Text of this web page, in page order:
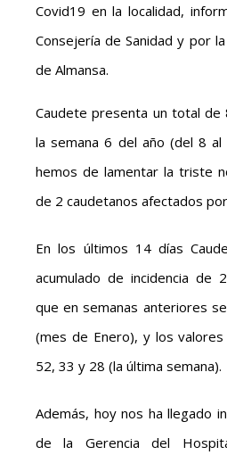
Covid19 en la localidad,
Consejería de Sanidad y por
de Almansa.
Caudete presenta un total de
la semana 6 del año (del 8
hemos de lamentar la triste
de 2 caudetanos afectados
En los últimos 14 días
acumulado de incidencia de
que en semanas anteriores
(mes de Enero), y los
52, 33 y 28 (la última semana).
Además, hoy nos ha llegado
de la Gerencia del